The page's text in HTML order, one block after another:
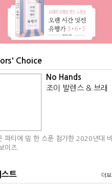
Choice
No Hands
조이 발렌스 & 브래
파티에 밈 한 스푼 첨가한 2020년대 비
이즈.
스트 더보